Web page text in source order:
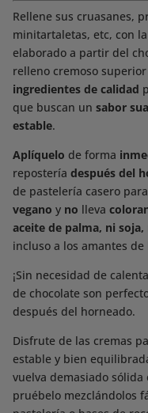
Rellene sus cruasanes,
minitartaletas, etc, con
elaborado a partir del
relleno cremoso
ingredientes de calidad
que buscan unsabor
estable.
Aplíquelo de forma
reposteríadespués del
de pastelería casero
vegano y no lleva
aceite de palma, ni
incluso a los amantes
¡Sin necesidad de
de chocolate son
después del horneado.
Disfrute de las cremas
estable y bien
vuelva demasiado
pruébelo mezclándolos